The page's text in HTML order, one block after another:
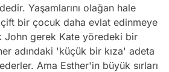
Yaşamlarını olağan hale
çift bir çocuk daha evlat edinmeye
John gerek Kate yöredeki bir
adındaki 'küçük bir kıza' adeta
Ama Esther'in büyük sırları